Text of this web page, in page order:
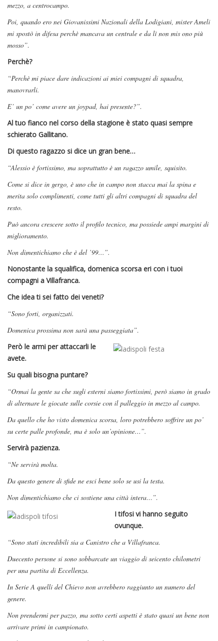
mezzo, a centrocampo.
Poi, quando ero nei Giovanissimi Nazionali della Lodigiani, mister Ameli
mi spostò in difesa perchè mancava un centrale e da lì non mis ono più
mosso”.
Perchè?
“Perchè mi piace dare indicazioni ai miei compagni di squadra,
manovrarli.
E’ un po’ come avere un joypad, hai presente?”.
Al tuo fianco nel corso della stagione è stato quasi sempre
schierato Gallitano.
Di questo ragazzo si dice un gran bene…
“Alessio è fortissimo, ma soprattutto è un ragazzo umile, squisito.
Come si dice in gergo, è uno che in campo non stacca mai la spina e
merita solo complimenti, come tutti gli altri compagni di squadra del
resto.
Può ancora crescere sotto il profilo tecnico, ma possiede ampi margini di
miglioramento.
Non dimentichiamo che è del ’99…”.
Nonostante la squalifica, domenica scorsa eri con i tuoi
compagni a Villafranca.
Che idea ti sei fatto dei veneti?
“Sono forti, organizzati.
Domenica prossima non sarà una passeggiata”.
Però le armi per attaccarli le
avete.
Su quali bisogna puntare?
“Ormai la gente sa che sugli esterni siamo fortissimi, però siamo in grado
di alternare le giocate sulle corsie con il palleggio in mezzo al campo.
Da quello che ho visto domenica scorsa, loro potrebbero soffrire un po’
su certe palle profonde, ma è solo un’opinione…”.
Servirà pazienza.
“Ne servirà molta.
Da questo genere di sfide ne esci bene solo se usi la testa.
Non dimentichiamo che ci sostiene una città intera…”.
I tifosi vi hanno seguito
ovunque.
“Sono stati incredibili sia a Canistro che a Villafranca.
Duecento persone si sono sobbarcate un viaggio di seicento chilometri
per una partita di Eccellenza.
In Serie A quelli del Chievo non avrebbero raggiunto un numero del
genere.
Non prendermi per pazzo, ma sotto certi aspetti è stato quasi un bene non
arrivare primi in campionato.